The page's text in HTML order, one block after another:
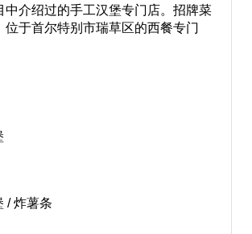
中介绍过的手工汉堡专门店。招牌菜
位于首尔特别市瑞草区的西餐专门
/ 炸薯条